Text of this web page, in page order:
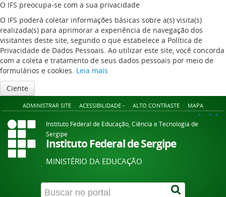
O IFS preocupa-se com a sua privacidade
O IFS poderá coletar informações básicas sobre a(s) visita(s)
realizada(s) para aprimorar a experiência de navegação dos
visitantes deste site, segundo o que estabelece a Política de
Privacidade de Dados Pessoais. Ao utilizar este site, você concorda
com a coleta e tratamento de seus dados pessoais por meio de
formulários e cookies. Leia mais
Ciente
ADMINISTRAR SITE ACESSIBILIDADE - ALTO CONTRASTE MAPA
A+ A A-
Instituto Federal de Educação, Ciência e Tecnologia de
Sergipe
Instituto Federal de Sergipe
MINISTÉRIO DA EDUCAÇÃO